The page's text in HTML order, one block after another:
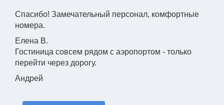
Спасибо! Замечательный персонал, комфортные
номера.
Елена В.
Гостиница совсем рядом с аэропортом - только
перейти через дорогу.
Андрей